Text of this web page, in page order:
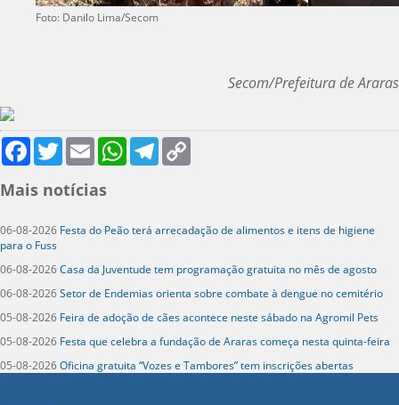
Foto: Danilo Lima/Secom
Secom/Prefeitura de Araras
FacebookTwitter Email WhatsAppTelegram
Mais notícias
06-08-2026 Festa do Peão terá arrecadação de alimentos e itens de higiene
para o Fuss
06-08-2026Casa da Juventude tem programação gratuita no mês de agosto
06-08-2026Setor de Endemias orienta sobre combate à dengue no cemitério
05-08-2026 Feira de adoção de cães acontece neste sábado na Agromil Pets
05-08-2026 Festa que celebra a fundação de Araras começa nesta quinta-feira
05-08-2026Oficina gratuita “Vozes e Tambores” tem inscrições abertas